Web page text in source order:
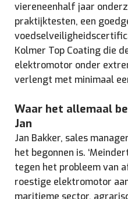
viereneenhalf jaar
praktijktesten, een
Kolmer Top Coating die
elektromotor onder
verlengt met minimaal
Waar het allemaal
Jan
Jan Bakker, sales
het begonnen is.
tegen het probleem van
roestige elektromotor
maritieme sector,